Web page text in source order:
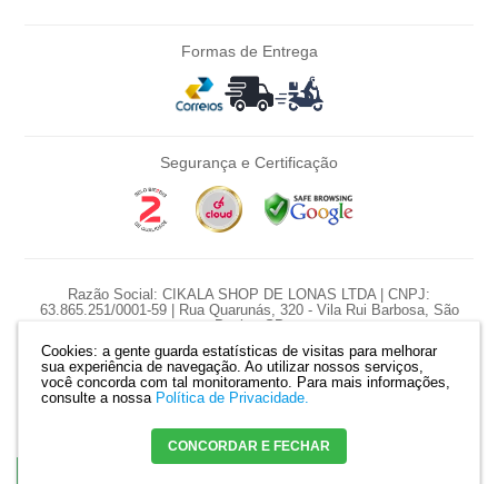
Cookies: a gente guarda estatísticas de visitas para melhorar
sua experiência de navegação. Ao utilizar nossos serviços,
você concorda com tal monitoramento. Para mais informações,
consulte a nossa Política de Privacidade.
CONCORDAR E FECHAR
Formas de Entrega
Segurança e Certificação
Razão Social: CIKALA SHOP DE LONAS LTDA | CNPJ:
63.865.251/0001-59 | Rua Quarunás, 320 - Vila Rui Barbosa, São
Paulo - SP
*Nossas promoções são diárias e pontuais, preço e estoque sujeito a
variação diariamente.
*Produtos serão reservados somente com pagamento confirmado. |
Mapa do site